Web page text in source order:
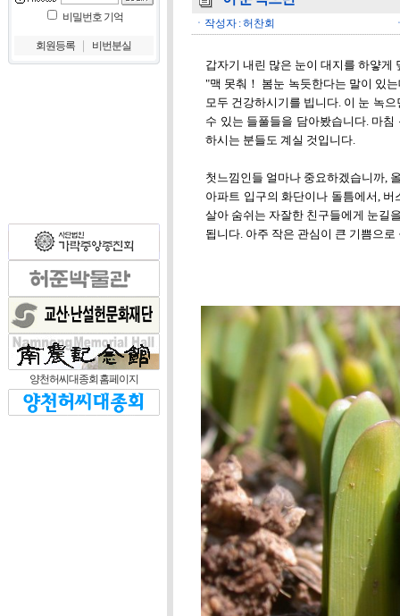
비밀번호 기억
회원등록 비번분실
양천허씨대종회 홈페이지
ㆍ작성자 : 허찬회
갑자기 내린 많은 눈이 대지를 하얗게
"맥 못춰！ 봄눈 녹듯한다는 말이 있
모두 건강하시기를 빕니다. 이 눈 녹
수 있는 들풀들을 담아봤습니다. 마
하시는 분들도 계실 것입니다.
첫느낌인들 얼마나 중요하겠습니까,
아파트 입구의 화단이나 돌틈에서,
살아 숨쉬는 자잘한 친구들에게 눈길
됩니다. 아주 작은 관심이 큰 기쁨으